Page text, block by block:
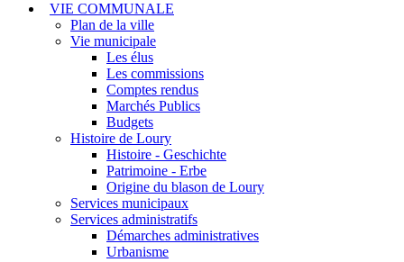
VIE COMMUNALE
Plan de la ville
Vie municipale
Les élus
Les commissions
Comptes rendus
Marchés Publics
Budgets
Histoire de Loury
Histoire - Geschichte
Patrimoine - Erbe
Origine du blason de Loury
Services municipaux
Services administratifs
Démarches administratives
Urbanisme